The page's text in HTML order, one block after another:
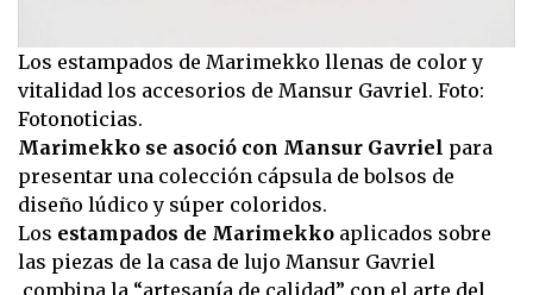
Los estampados de Marimekko llenas de color y
vitalidad los accesorios de Mansur Gavriel. Foto:
Fotonoticias.
Marimekko se asoció con Mansur Gavriel para
presentar una colección cápsula de bolsos de
diseño lúdico y súper coloridos.
Los estampados de Marimekko aplicados sobre
las piezas de la casa de lujo Mansur Gavriel